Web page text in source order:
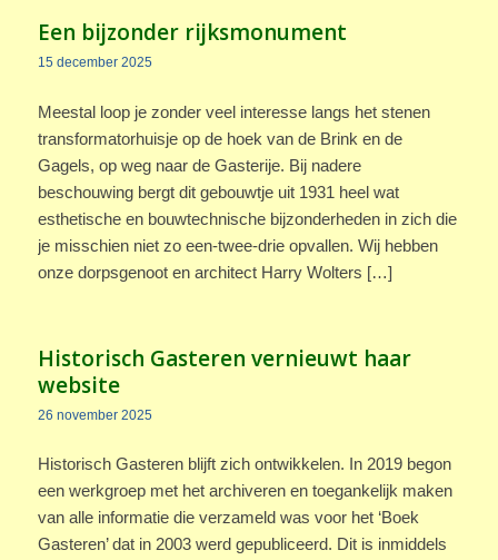
Een bijzonder rijksmonument
15 december 2025
Meestal loop je zonder veel interesse langs het stenen
transformatorhuisje op de hoek van de Brink en de
Gagels, op weg naar de Gasterije. Bij nadere
beschouwing bergt dit gebouwtje uit 1931 heel wat
esthetische en bouwtechnische bijzonderheden in zich die
je misschien niet zo een-twee-drie opvallen. Wij hebben
onze dorpsgenoot en architect Harry Wolters […]
Historisch Gasteren vernieuwt haar
website
26 november 2025
Historisch Gasteren blijft zich ontwikkelen. In 2019 begon
een werkgroep met het archiveren en toegankelijk maken
van alle informatie die verzameld was voor het ‘Boek
Gasteren’ dat in 2003 werd gepubliceerd. Dit is inmiddels